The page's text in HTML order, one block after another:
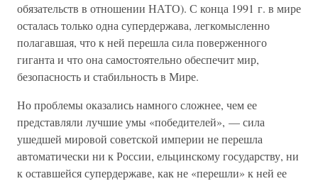
обязательств в отношении НАТО). С конца 1991 г. в мире
осталась только одна супердержава, легкомысленно
полагавшая, что к ней перешла сила поверженного
гиганта и что она самостоятельно обеспечит мир,
безопасность и стабильность в Мире.
Но проблемы оказались намного сложнее, чем ее
представляли лучшие умы «победителей», — сила
ушедшей мировой советской империи не перешла
автоматически ни к России, ельцинскому государству, ни
к оставшейся супердержаве, как не «перешли» к ней ее